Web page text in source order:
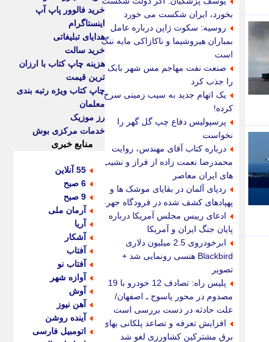
بخورد، ایران شکست می خورد
روسیه: سکوت ژاپن درباره عامل
بمباران هیروشیما و ناکازاکی مایه ننگ
است
صنعت نفت مهاجم مس شهر بابک
را جذب کرد
یک اتهام جدید به سیب زمینی سرخ
کرده!
پرسپولیس دفاع چپ گل گهر را
نخواست
درباره کتاب آقای مهندس، روایت
محمدرضا نعمت زاده از فراز و نشیب
های ایران معاصر
ردپای آلمان در بقایای موشک ها و
پهپادهای کشف شده در فرودگاه جهرم
ادعای رییس مجلس آمریکا درباره
پایان جنگ ایران و آمریکا
ابرخودروی 2.5 میلیون دلاری
Blackbird هنسی رونمایی شد +
تصویر
پلیس راه: تصادف 12 خودرو با 19
مصدوم در محور یاسوج ـ اصفهان/
علت حادثه در دست بررسی است
افزایش تعرفه و تصاعد پلکانی بهای
برق مشترکین کشاورزی لغو شد
خرید فالوور پاپ آپ
اینستاگرام
هدایای تبلیغاتی
خرید سالت
هزینه چاپ کتاب با ارزان
ترین قیمت
چاپ کتاب ویژه رتبه بندی
معلمان
رز موزیک
خدمات مرکزی بوش
منابع خبری
55 آنلاین
6 صبح
9 صبح
آرمان ملی
آریا
آشکار
آفتاب
آفتاب نو
آوازه شهر
آوش
آهن نیوز
آینده روشن
اتومبیل فارسی